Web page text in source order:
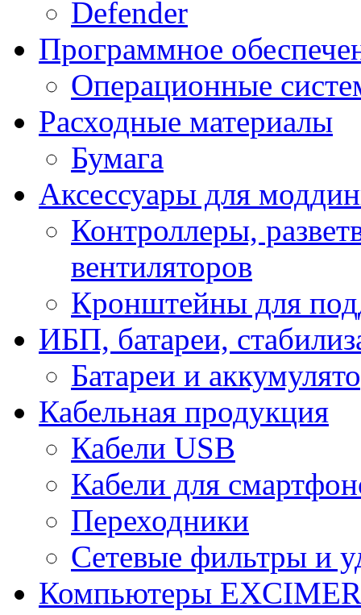
Defender
Программное
Операционные
Расходные материалы
Бумага
Аксессуары для
Контроллеры,
вентиляторов
Кронштейны для
ИБП, батареи,
Батареи и
Кабельная продукция
Кабели USB
Кабели для
Переходники
Сетевые фильтры и
Компьютеры